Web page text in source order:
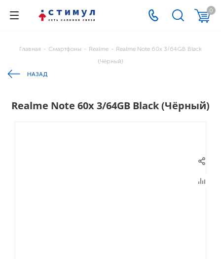
0
Главная - Смартфоны - Realme - Realme Note 60x 3/64GB Black
(Чёрный)
НАЗАД
Realme Note 60x 3/64GB Black (Чёрный)